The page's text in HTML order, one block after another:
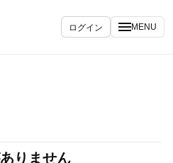
ログイン MENU
りません